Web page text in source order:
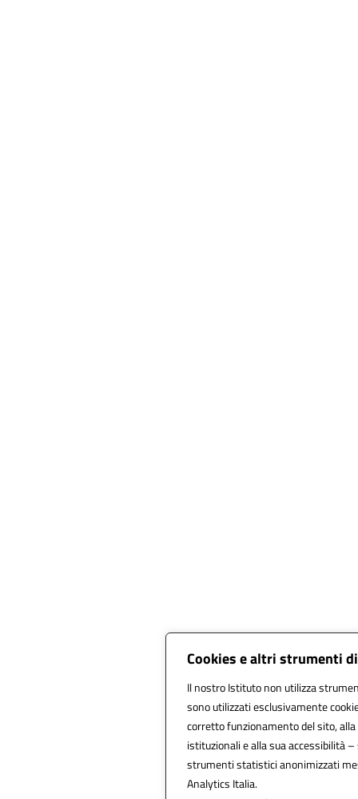
Cookies e altri strumenti
Il nostro Istituto non utilizza
sono utilizzati esclusivamente
corretto funzionamento del sito,
istituzionali e alla sua accessibilità
strumenti statistici anonimizzati
Analytics Italia.